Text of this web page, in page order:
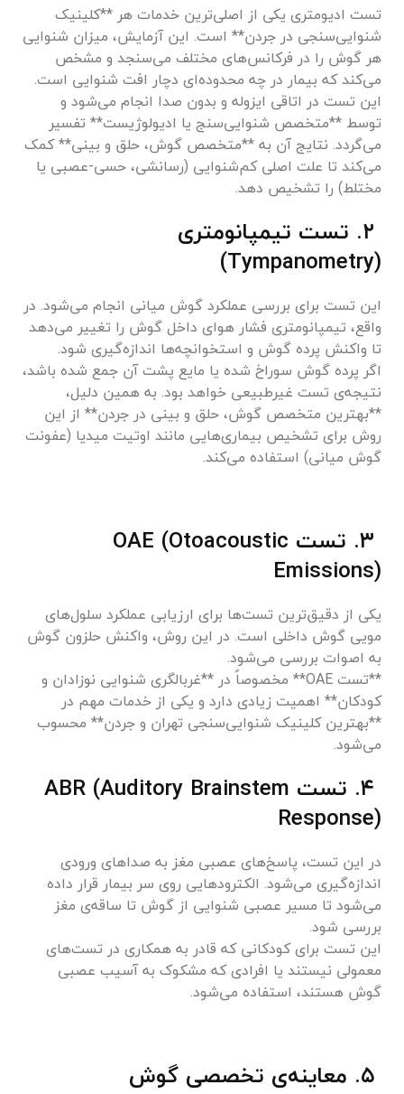
تست ادیومتری یکی از اصلی‌ترین خدمات هر **کلینیک
شنوایی‌سنجی در جردن** است. این آزمایش، میزان شنوایی
هر گوش را در فرکانس‌های مختلف می‌سنجد و مشخص
می‌کند که بیمار در چه محدوده‌ای دچار افت شنوایی است.
این تست در اتاقی ایزوله و بدون صدا انجام می‌شود و
توسط **متخصص شنوایی‌سنج یا ادیولوژیست** تفسیر
می‌گردد. نتایج آن به **متخصص گوش، حلق و بینی** کمک
می‌کند تا علت اصلی کم‌شنوایی (رسانشی، حسی-عصبی یا
مختلط) را تشخیص دهد.
۲. تست تیمپانومتری
(Tympanometry)
این تست برای بررسی عملکرد گوش میانی انجام می‌شود. در
واقع، تیمپانومتری فشار هوای داخل گوش را تغییر می‌دهد
تا واکنش پرده گوش و استخوانچه‌ها اندازه‌گیری شود.
اگر پرده گوش سوراخ شده یا مایع پشت آن جمع شده باشد،
نتیجه‌ی تست غیرطبیعی خواهد بود. به همین دلیل،
**بهترین متخصص گوش، حلق و بینی در جردن** از این
روش برای تشخیص بیماری‌هایی مانند اوتیت میدیا (عفونت
گوش میانی) استفاده می‌کند.
۳. تست OAE (Otoacoustic
Emissions)
یکی از دقیق‌ترین تست‌ها برای ارزیابی عملکرد سلول‌های
مویی گوش داخلی است. در این روش، واکنش حلزون گوش
به اصوات بررسی می‌شود.
**تست OAE** مخصوصاً در **غربالگری شنوایی نوزادان و
کودکان** اهمیت زیادی دارد و یکی از خدمات مهم در
**بهترین کلینیک شنوایی‌سنجی تهران و جردن** محسوب
می‌شود.
۴. تست ABR (Auditory Brainstem
Response)
در این تست، پاسخ‌های عصبی مغز به صداهای ورودی
اندازه‌گیری می‌شود. الکترودهایی روی سر بیمار قرار داده
می‌شود تا مسیر عصبی شنوایی از گوش تا ساقه‌ی مغز
بررسی شود.
این تست برای کودکانی که قادر به همکاری در تست‌های
معمولی نیستند یا افرادی که مشکوک به آسیب عصبی
گوش هستند، استفاده می‌شود.